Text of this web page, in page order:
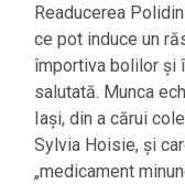
Readucerea
ce pot induce un
împortiva bolilor și
salutată. Munca
Iași, din a cărui
Sylvia Hoisie, și
„medicament